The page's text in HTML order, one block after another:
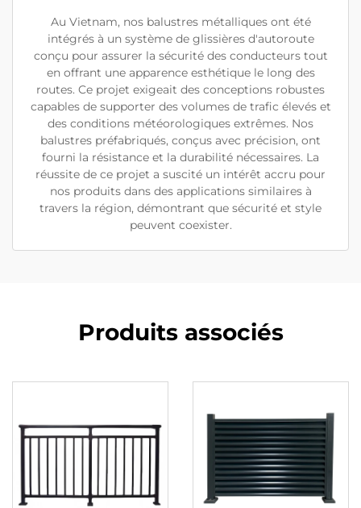
Au Vietnam, nos balustres métalliques ont été
intégrés à un système de glissières d'autoroute
conçu pour assurer la sécurité des conducteurs tout
en offrant une apparence esthétique le long des
routes. Ce projet exigeait des conceptions robustes
capables de supporter des volumes de trafic élevés et
des conditions météorologiques extrêmes. Nos
balustres préfabriqués, conçus avec précision, ont
fourni la résistance et la durabilité nécessaires. La
réussite de ce projet a suscité un intérêt accru pour
nos produits dans des applications similaires à
travers la région, démontrant que sécurité et style
peuvent coexister.
Produits associés